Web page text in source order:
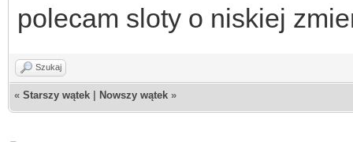
polecam sloty o niskiej
Szukaj
« Starszy wątek Nowszy wątek »